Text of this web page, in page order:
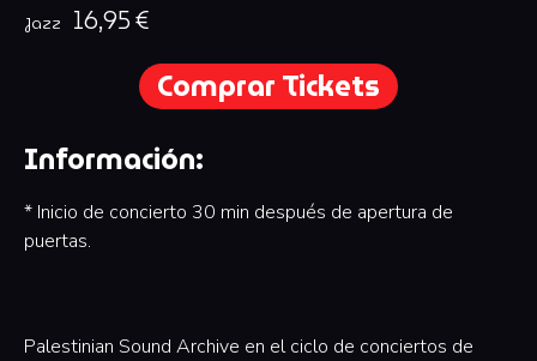
Jazz 16,95 €
Comprar Tickets
Información:
* Inicio de concierto 30 min después de apertura de
puertas.
Palestinian Sound Archive en el ciclo de conciertos de